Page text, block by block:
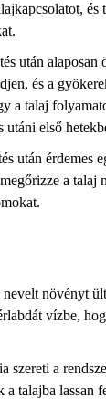
és
után
és a
a talaj
utáni első
után érdemes
a talaj
növényt
vízbe,
szereti a
a talajba lassan